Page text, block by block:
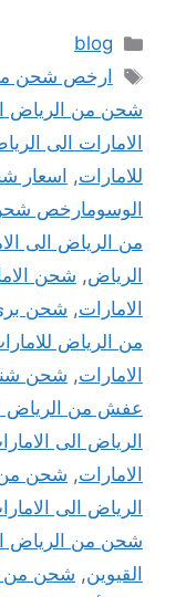
التصنيفات
blog
الوسوم
ارخص شحن من
شحن من الرياض
الامارات الى
للامارات, اسعار
الوسومارخص
من الرياض الى
الرياض, شحن
الامارات, شحن
من الرياض
الامارات, شحن
عفش من الرياض
الرياض الى
الامارات, شحن من
الرياض الى
شحن من الرياض
القيوين, شحن من